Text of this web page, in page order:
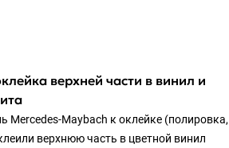
верхней части в винил и
Mercedes-Maybach к оклейке (полировка,
верхнюю часть в цветной винил